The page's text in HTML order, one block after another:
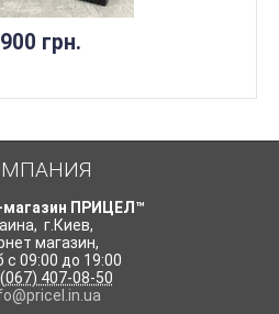
грн.
магазин ПРИЦЕЛ™
, г.Киев,
магазин,
09:00 до 19:00
407-08-50